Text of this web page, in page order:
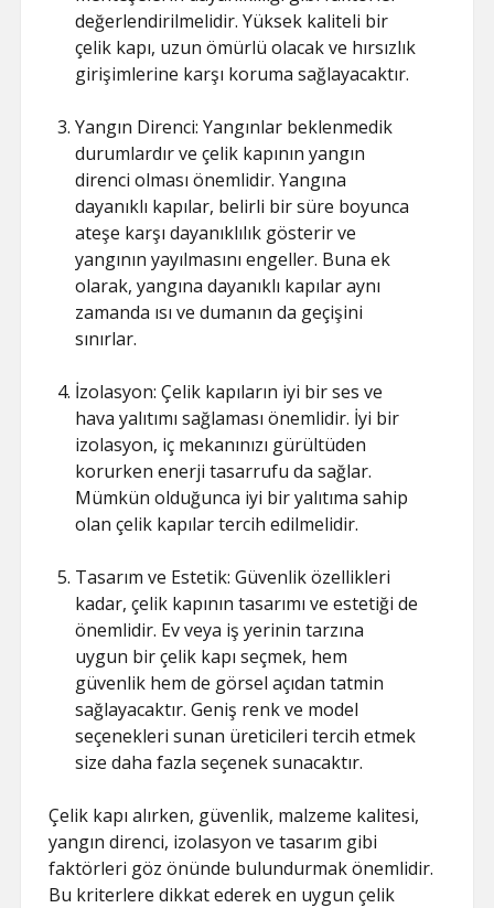
değerlendirilmelidir. Yüksek kaliteli bir
çelik kapı, uzun ömürlü olacak ve hırsızlık
girişimlerine karşı koruma sağlayacaktır.
Yangın Direnci: Yangınlar beklenmedik
durumlardır ve çelik kapının yangın
direnci olması önemlidir. Yangına
dayanıklı kapılar, belirli bir süre boyunca
ateşe karşı dayanıklılık gösterir ve
yangının yayılmasını engeller. Buna ek
olarak, yangına dayanıklı kapılar aynı
zamanda ısı ve dumanın da geçişini
sınırlar.
İzolasyon: Çelik kapıların iyi bir ses ve
hava yalıtımı sağlaması önemlidir. İyi bir
izolasyon, iç mekanınızı gürültüden
korurken enerji tasarrufu da sağlar.
Mümkün olduğunca iyi bir yalıtıma sahip
olan çelik kapılar tercih edilmelidir.
Tasarım ve Estetik: Güvenlik özellikleri
kadar, çelik kapının tasarımı ve estetiği de
önemlidir. Ev veya iş yerinin tarzına
uygun bir çelik kapı seçmek, hem
güvenlik hem de görsel açıdan tatmin
sağlayacaktır. Geniş renk ve model
seçenekleri sunan üreticileri tercih etmek
size daha fazla seçenek sunacaktır.
Çelik kapı alırken, güvenlik, malzeme kalitesi,
yangın direnci, izolasyon ve tasarım gibi
faktörleri göz önünde bulundurmak önemlidir.
Bu kriterlere dikkat ederek en uygun çelik